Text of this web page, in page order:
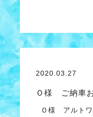
2020.03.27
Ｏ様 ご納車
Ｏ様 アルトワ